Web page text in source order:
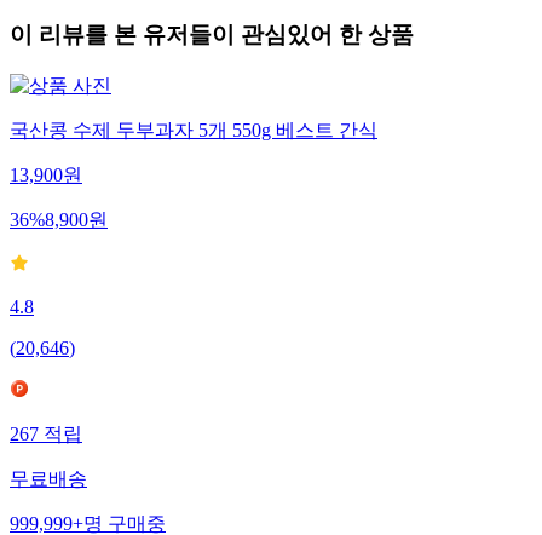
이 리뷰를 본 유저들이 관심있어 한 상품
국산콩 수제 두부과자 5개 550g 베스트 간식
13,900원
36%8,900원
4.8
(20,646)
267 적립
무료배송
999,999+명 구매중